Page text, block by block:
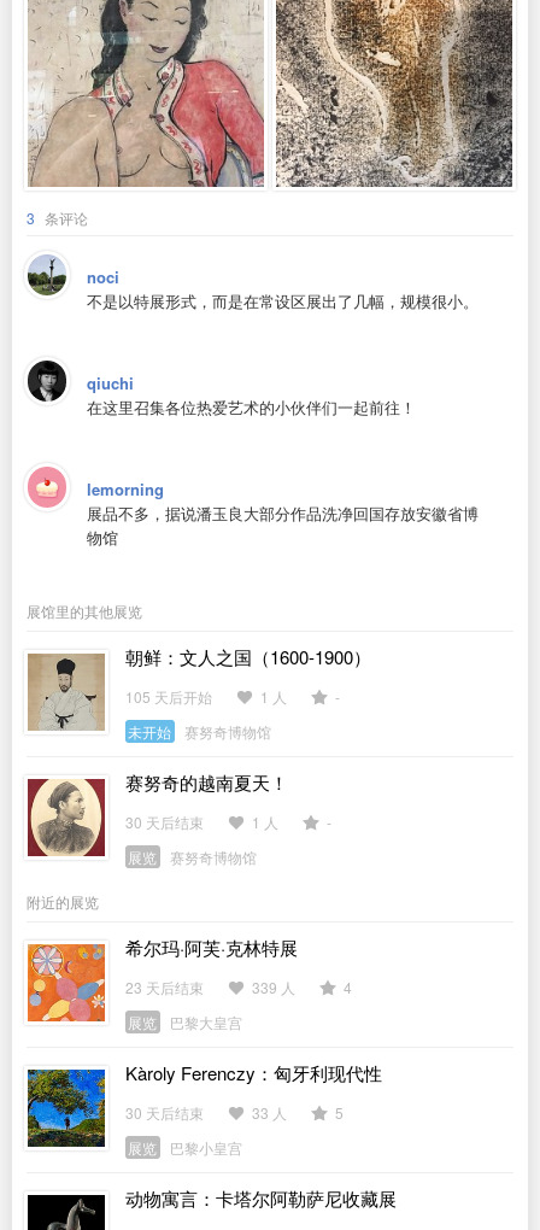
3 条评论
noci
不是以特展形式，而是在常设区展出了几幅，规模很小。
qiuchi
在这里召集各位热爱艺术的小伙伴们一起前往！
lemorning
展品不多，据说潘玉良大部分作品洗净回国存放安徽省博
物馆
展馆里的其他展览
朝鲜：文人之国（1600-1900）
105 天后开始 1 人
-
未开始
赛努奇博物馆
赛努奇的越南夏天！
30 天后结束 1 人
-
展览
赛努奇博物馆
附近的展览
希尔玛·阿芙·克林特展
23 天后结束 339 人
4
展览
巴黎大皇宫
Kàroly Ferenczy：匈牙利现代性
30 天后结束 33 人
5
展览
巴黎小皇宫
动物寓言：卡塔尔阿勒萨尼收藏展